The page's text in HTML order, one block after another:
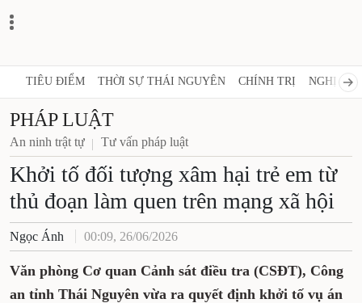
TIÊU ĐIỂM THỜI SỰ THÁI NGUYÊN CHÍNH TRỊ NGHỊ
PHÁP LUẬT
An ninh trật tự Tư vấn pháp luật
Khởi tố đối tượng xâm hại trẻ em từ
thủ đoạn làm quen trên mạng xã hội
Ngọc Ánh 00:09, 26/06/2026
Văn phòng Cơ quan Cảnh sát điều tra (CSĐT), Công
an tỉnh Thái Nguyên vừa ra quyết định khởi tố vụ án